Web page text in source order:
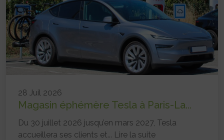
28 Juil 2026
Magasin éphémère Tesla à Paris-La...
Du 30 juillet 2026 jusqu’en mars 2027, Tesla
accueillera ses clients et... Lire la suite